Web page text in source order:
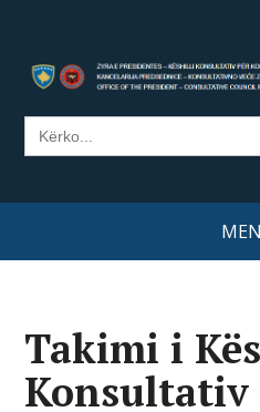
Search
for:
Takimi i
Konsultativ